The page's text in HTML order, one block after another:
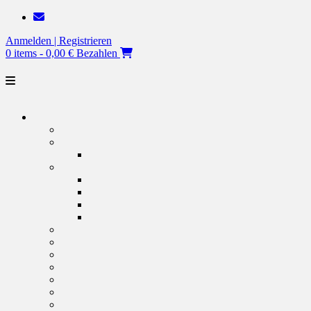
Zum
springen
Anmelden | Registrieren
0 items - 0,00 € Bezahlen